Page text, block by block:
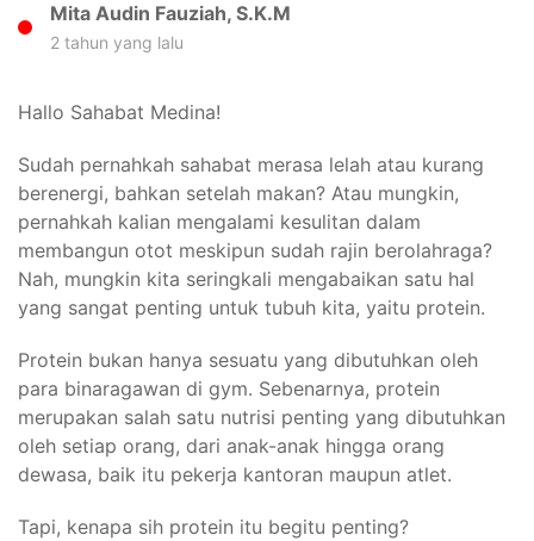
Mita Audin Fauziah, S.K.M
2 tahun yang lalu
Hallo Sahabat Medina!
Sudah pernahkah sahabat merasa lelah atau kurang
berenergi, bahkan setelah makan? Atau mungkin,
pernahkah kalian mengalami kesulitan dalam
membangun otot meskipun sudah rajin berolahraga?
Nah, mungkin kita seringkali mengabaikan satu hal
yang sangat penting untuk tubuh kita, yaitu protein.
Protein bukan hanya sesuatu yang dibutuhkan oleh
para binaragawan di gym. Sebenarnya, protein
merupakan salah satu nutrisi penting yang dibutuhkan
oleh setiap orang, dari anak-anak hingga orang
dewasa, baik itu pekerja kantoran maupun atlet.
Tapi, kenapa sih protein itu begitu penting?